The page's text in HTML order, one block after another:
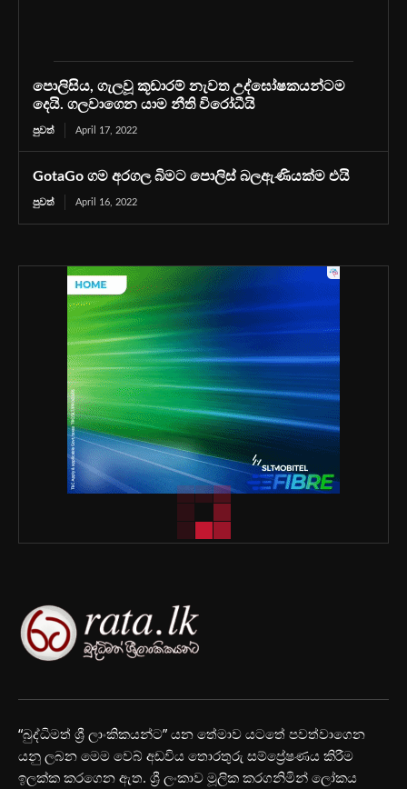
පොලිසිය, ගැලවූ කූඩාරම් නැවත උද්ඝෝෂකයන්ටම
දෙයි. ගලවාගෙන යාම නීති විරෝධීයි
පුවත් April 17, 2022
GotaGo ගම අරගල බිමට පොලිස් බලඇණියක්ම එයි
පුවත් April 16, 2022
“බුද්ධිමත් ශ්‍රී ලාංකිකයන්ට” යන තේමාව යටතේ පවත්වාගෙන
යනු ලබන මෙම වෙබ් අඩවිය තොරතුරු සම්ප්‍රේෂණය කිරීම
ඉලක්ක කරගෙන ඇත. ශ්‍රී ලංකාව මූලික කරගනිමින් ලෝකය